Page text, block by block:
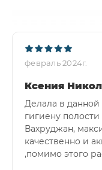
февраль 2024г.
Ксения
Делала в
гигиену полости
Вахруджан,
качественно и
,помимо этого